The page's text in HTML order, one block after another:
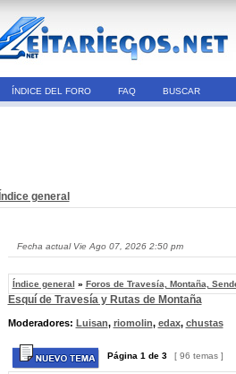
ÍNDICE DEL FORO FAQ BUSCAR
Índice general
Fecha actual Vie Ago 07, 2026 2:50 pm
Índice general » Foros de Travesía, Montaña,
Esquí de Travesía y Rutas de Montaña
Moderadores: Luisan, riomolin, edax, chustas
Página 1 de 3 [ 96 temas ]